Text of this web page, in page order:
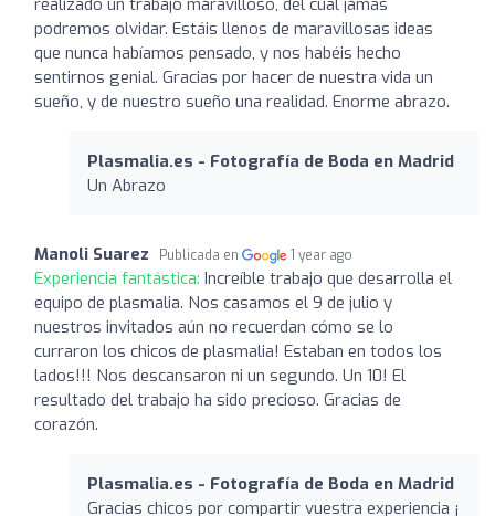
podremos olvidar. Estáis llenos de maravillosas ideas
que nunca habíamos pensado, y nos habéis hecho
sentirnos genial. Gracias por hacer de nuestra vida un
sueño, y de nuestro sueño una realidad. Enorme abrazo.
Plasmalia.es - Fotografía de Boda en Madrid
Un Abrazo
Manoli Suarez Publicada en 1 year ago
Experiencia fantástica: Increíble trabajo que desarrolla el
equipo de plasmalia. Nos casamos el 9 de julio y
nuestros invitados aún no recuerdan cómo se lo
curraron los chicos de plasmalia! Estaban en todos los
lados!!! Nos descansaron ni un segundo. Un 10! El
resultado del trabajo ha sido precioso. Gracias de
corazón.
Plasmalia.es - Fotografía de Boda en Madrid
Gracias chicos por compartir vuestra experiencia ¡